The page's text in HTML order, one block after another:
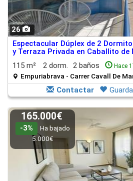
26
Espectacular Dúplex de 2
y Terraza Privada en Caballito de
115 m²
2 dorm. 2 baños Hace
Empuriabrava - Carrer Cavall De
Contactar
165.000€
-3%
Ha bajado
5.000€